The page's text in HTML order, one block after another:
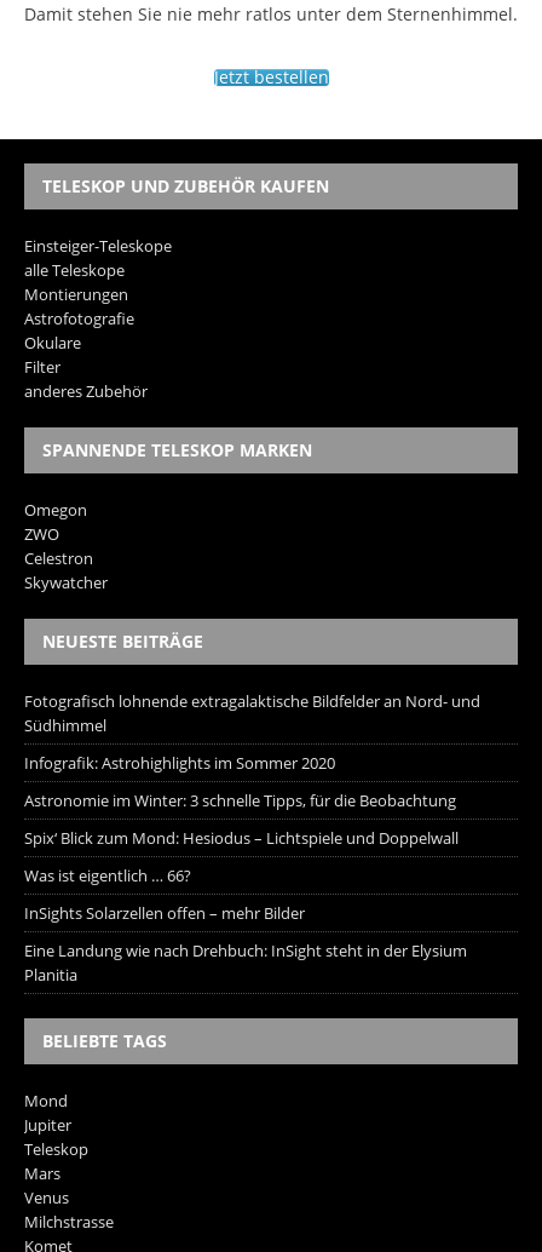
Damit stehen Sie nie mehr ratlos unter dem Sternenhimmel.
Jetzt bestellen
TELESKOP UND ZUBEHÖR KAUFEN
Einsteiger-Teleskope
alle Teleskope
Montierungen
Astrofotografie
Okulare
Filter
anderes Zubehör
SPANNENDE TELESKOP MARKEN
Omegon
ZWO
Celestron
Skywatcher
NEUESTE BEITRÄGE
Fotografisch lohnende extragalaktische Bildfelder an Nord- und
Südhimmel
Infografik: Astrohighlights im Sommer 2020
Astronomie im Winter: 3 schnelle Tipps, für die Beobachtung
Spix‘ Blick zum Mond: Hesiodus – Lichtspiele und Doppelwall
Was ist eigentlich … 66?
InSights Solarzellen offen – mehr Bilder
Eine Landung wie nach Drehbuch: InSight steht in der Elysium
Planitia
BELIEBTE TAGS
Mond
Jupiter
Teleskop
Mars
Venus
Milchstrasse
Komet